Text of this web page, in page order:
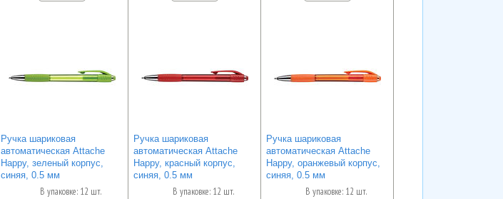
Ручка шариковая
автоматическая Attache
Happy, зеленый корпус,
синяя, 0.5 мм
В упаковке: 12 шт.
Ручка шариковая
автоматическая Attache
Happy, красный корпус,
синяя, 0.5 мм
В упаковке: 12 шт.
Ручка шариковая
автоматическая Attache
Happy, оранжевый корпус,
синяя, 0.5 мм
В упаковке: 12 шт.